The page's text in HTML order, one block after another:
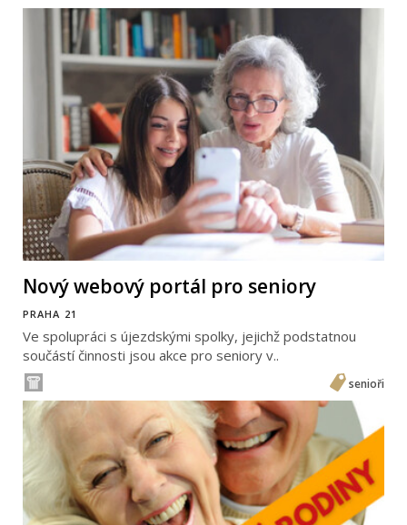
Nový webový portál pro seniory
PRAHA 21
Ve spolupráci s újezdskými spolky, jejichž podstatnou
součástí činnosti jsou akce pro seniory v..
senioři